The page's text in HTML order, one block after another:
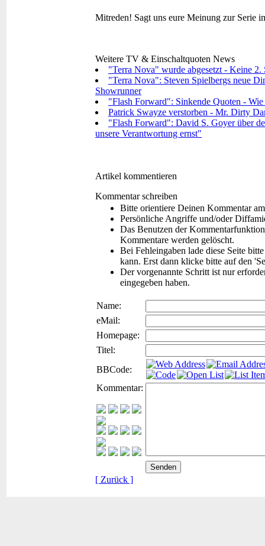
Mitreden! Sagt uns eure Meinung zur Serie
Weitere TV & Einschaltquoten News
"Terra Nova" wurde abgesetzt - Keine
"Terra Nova": Steven Spielbergs neue
Showrunner
"Flash Forward": Sinkende Quoten -
Patrick Swayze verstorben - Mr. Dirty
"Flash Forward": David S. Goyer über
unsere Verantwortung ernst"
Artikel kommentieren
Kommentar schreiben
Bitte orientiere Deinen Kommentar
Persönliche Angriffe und/oder
Das Benutzen der
Kommentare werden gelöscht.
Bei Fehleingaben lade diese Seite
kann. Erst dann klicke bitte auf den
Der vorgenannte Schritt ist nur
eingegeben haben.
Name:
eMail:
Homepage:
Titel:
BBCode:
Kommentar:
[ Zurück ]